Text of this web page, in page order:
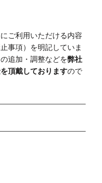
ご利用いただける内容
事項）を明記していま
追加・調整などを弊社
頂戴しておりますので